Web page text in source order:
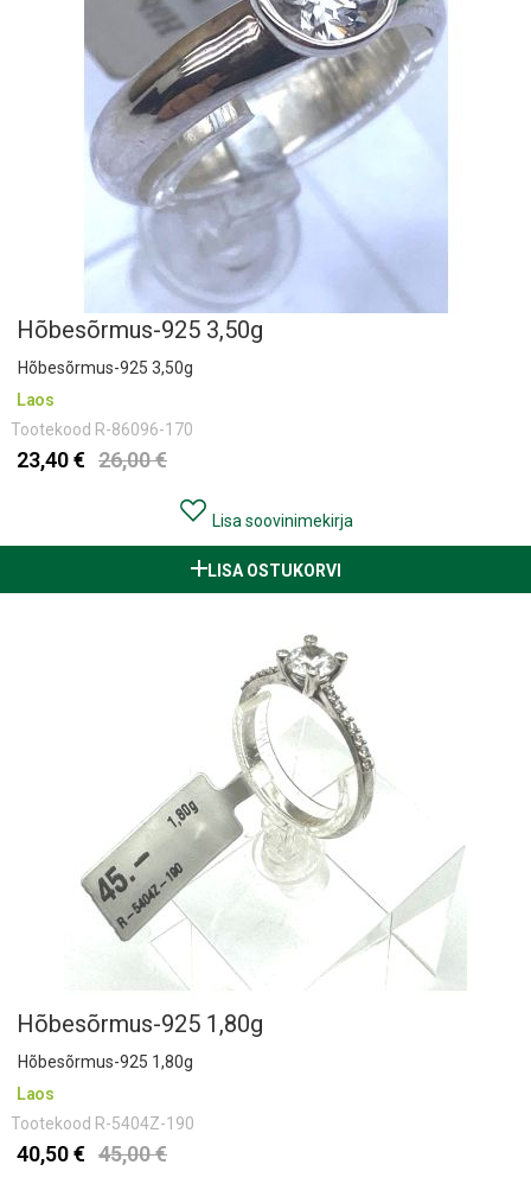
Hõbesõrmus-925 3,50g
Hõbesõrmus-925 3,50g
Laos
Tootekood R-86096-170
23,40 € 26,00 €
Lisa soovinimekirja
LISA OSTUKORVI
Hõbesõrmus-925 1,80g
Hõbesõrmus-925 1,80g
Laos
Tootekood R-5404Z-190
40,50 € 45,00 €